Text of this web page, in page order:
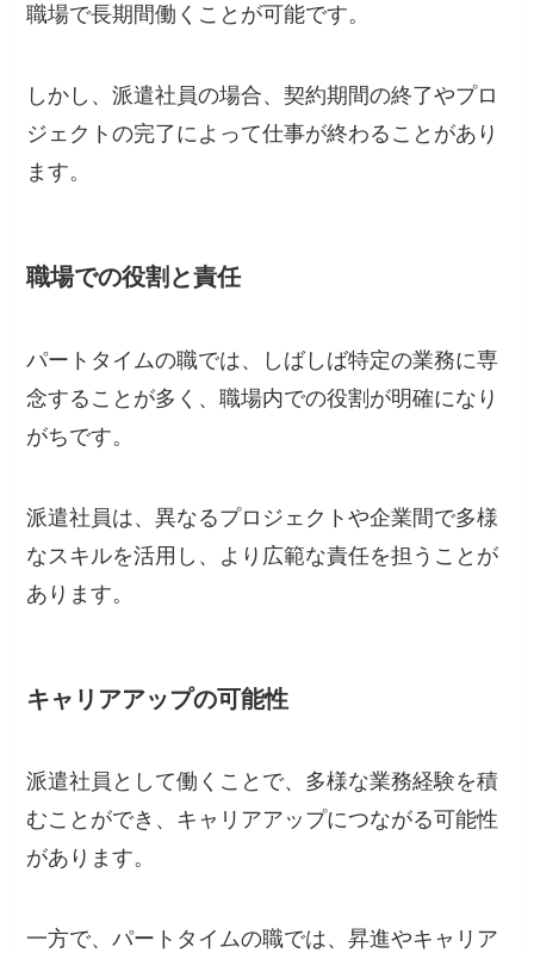
職場で長期間働くことが可能です。
しかし、派遣社員の場合、契約期間の終了やプロ
ジェクトの完了によって仕事が終わることがあり
ます。
職場での役割と責任
パートタイムの職では、しばしば特定の業務に専
念することが多く、職場内での役割が明確になり
がちです。
派遣社員は、異なるプロジェクトや企業間で多様
なスキルを活用し、より広範な責任を担うことが
あります。
キャリアアップの可能性
派遣社員として働くことで、多様な業務経験を積
むことができ、キャリアアップにつながる可能性
があります。
一方で、パートタイムの職では、昇進やキャリア